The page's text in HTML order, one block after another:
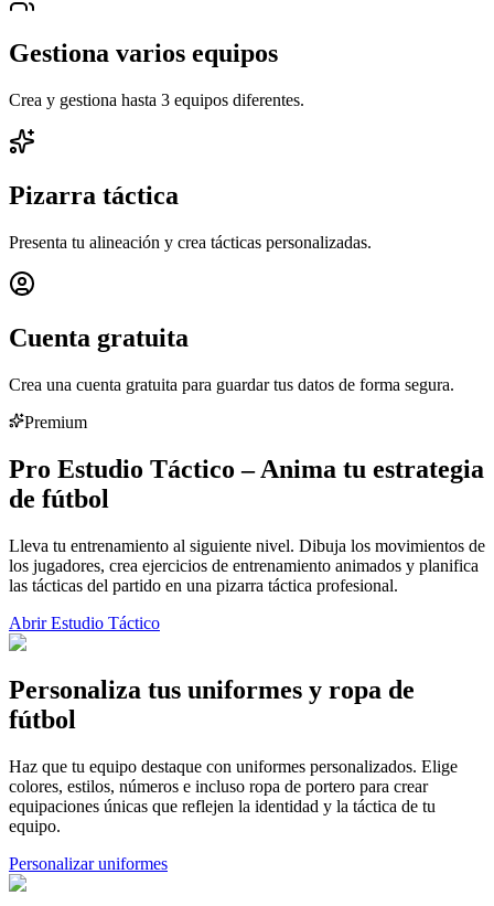
Gestiona varios equipos
Crea y gestiona hasta 3 equipos diferentes.
Pizarra táctica
Presenta tu alineación y crea tácticas personalizadas.
Cuenta gratuita
Crea una cuenta gratuita para guardar tus datos de forma segura.
Premium
Pro Estudio Táctico – Anima tu estrategia
de fútbol
Lleva tu entrenamiento al siguiente nivel. Dibuja los movimientos de
los jugadores, crea ejercicios de entrenamiento animados y planifica
las tácticas del partido en una pizarra táctica profesional.
Abrir Estudio Táctico
Personaliza tus uniformes y ropa de
fútbol
Haz que tu equipo destaque con uniformes personalizados. Elige
colores, estilos, números e incluso ropa de portero para crear
equipaciones únicas que reflejen la identidad y la táctica de tu
equipo.
Personalizar uniformes